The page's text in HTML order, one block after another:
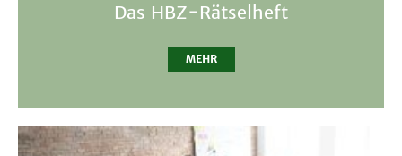
Das HBZ-Rätselheft
MEHR